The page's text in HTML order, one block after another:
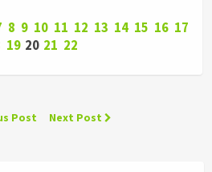
8 9 10 11 12 13 14 15 16 17
19 20 21 22
Post Next Post